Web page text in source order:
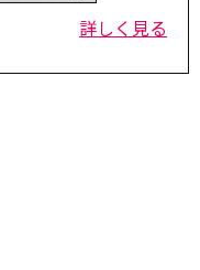
詳しく見る